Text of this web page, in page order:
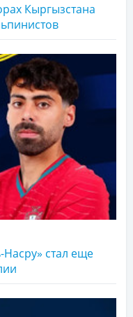
Кыргызстана
стал еще